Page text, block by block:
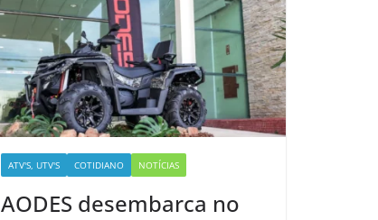
ATV'S, UTV'S COTIDIANO NOTÍCIAS
AODES desembarca no